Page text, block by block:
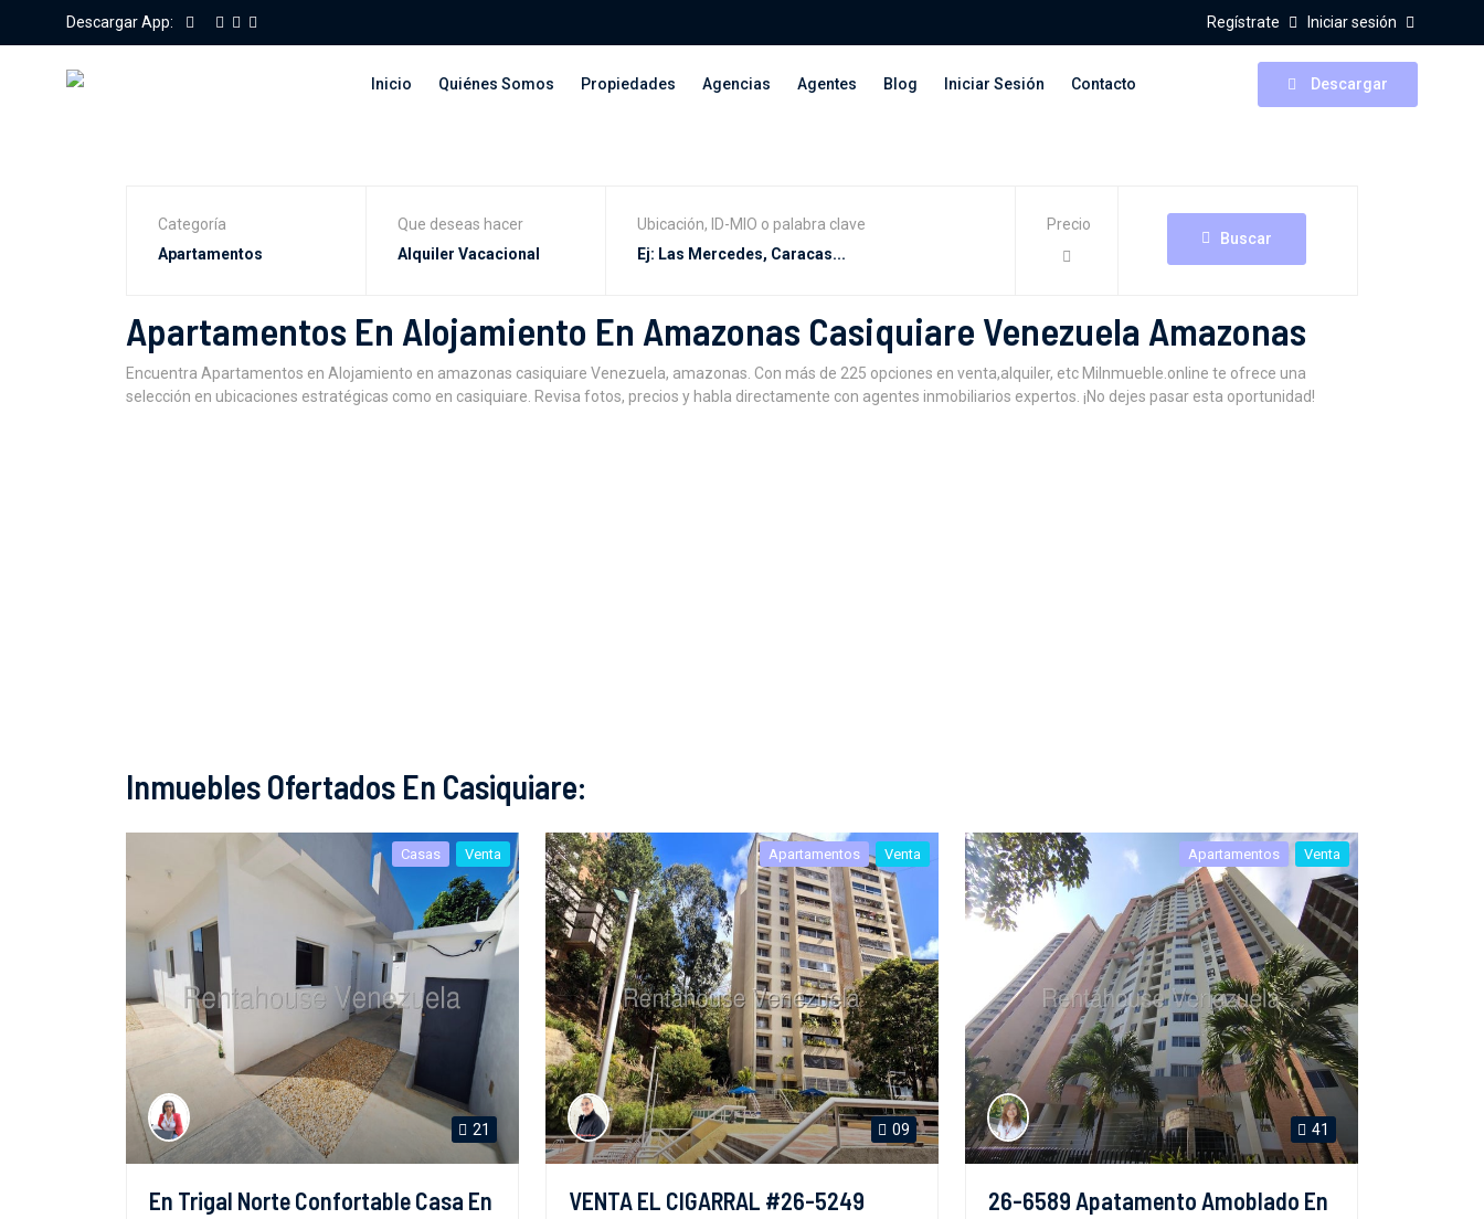
Descargar App: Regístrate Iniciar sesión
Inicio Quiénes Somos Propiedades Agencias Agentes Blog Iniciar Sesión Contacto Descargar
Categoría Que deseas hacer Ubicación, ID-MIO o palabra clave
Precio
Buscar
Apartamentos En Alojamiento En Amazonas Casiquiare Venezuela Amazonas
Encuentra Apartamentos en Alojamiento en amazonas casiquiare Venezuela, amazonas. Con más de 225 opciones en venta,alquiler, etc MiInmueble.online te ofrece una
selección en ubicaciones estratégicas como en casiquiare. Revisa fotos, precios y habla directamente con agentes inmobiliarios expertos. ¡No dejes pasar esta oportunidad!
Inmuebles Ofertados En Casiquiare:
Casas Venta
21
En Trigal Norte Confortable Casa En
Apartamentos Venta
09
VENTA EL CIGARRAL #26-5249
Apartamentos Venta
41
26-6589 Apatamento Amoblado En